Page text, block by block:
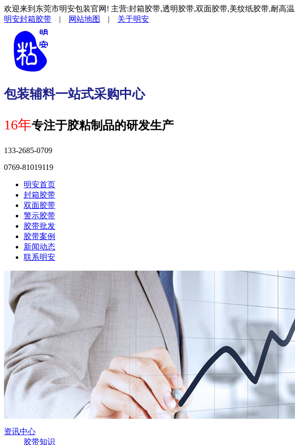
欢迎来到东莞市明安包装官网! 主营:封箱胶带,透明胶带,双面胶带,美纹纸胶带,耐高
明安封箱胶带 | 网站地图 | 关于明安
包装辅料一站式采购中心
16年专注于胶粘制品的研发生产
133-2685-0709
0769-81019119
明安首页
封箱胶带
双面胶带
警示胶带
胶带批发
胶带案例
新闻动态
联系明安
资讯中心
胶带知识